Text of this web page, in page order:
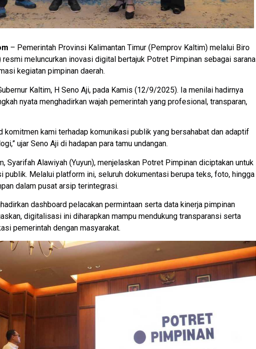
– Pemerintah Provinsi Kalimantan Timur (Pemprov Kaltim) melalui Biro
meluncurkan inovasi digital bertajuk Potret Pimpinan sebagai sarana
kegiatan pimpinan daerah.
Kaltim, H Seno Aji, pada Kamis (12/9/2025). Ia menilai hadirnya
nyata menghadirkan wajah pemerintah yang profesional, transparan,
komitmen kami terhadap komunikasi publik yang bersahabat dan adaptif
ujar Seno Aji di hadapan para tamu undangan.
Syarifah Alawiyah (Yuyun), menjelaskan Potret Pimpinan diciptakan untuk
publik. Melalui platform ini, seluruh dokumentasi berupa teks, foto, hingga
dalam pusat arsip terintegrasi.
dashboard pelacakan permintaan serta data kinerja pimpinan
digitalisasi ini diharapkan mampu mendukung transparansi serta
pemerintah dengan masyarakat.